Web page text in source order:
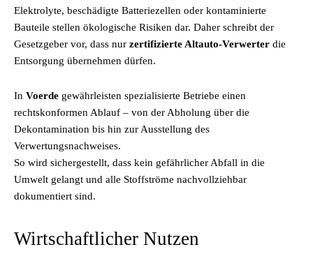
Elektrolyte, beschädigte Batteriezellen oder kontaminierte
Bauteile stellen ökologische Risiken dar. Daher schreibt der
Gesetzgeber vor, dass nur zertifizierte Altauto-Verwerter die
Entsorgung übernehmen dürfen.
In Voerde gewährleisten spezialisierte Betriebe einen
rechtskonformen Ablauf – von der Abholung über die
Dekontamination bis hin zur Ausstellung des
Verwertungsnachweises.
So wird sichergestellt, dass kein gefährlicher Abfall in die
Umwelt gelangt und alle Stoffströme nachvollziehbar
dokumentiert sind.
Wirtschaftlicher Nutzen